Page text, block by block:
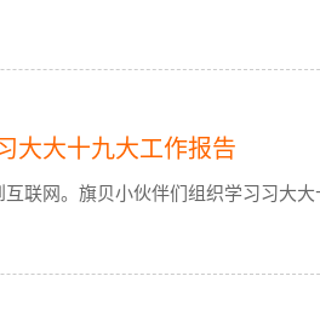
大大十九大工作报告
联网。旗贝小伙伴们组织学习习大